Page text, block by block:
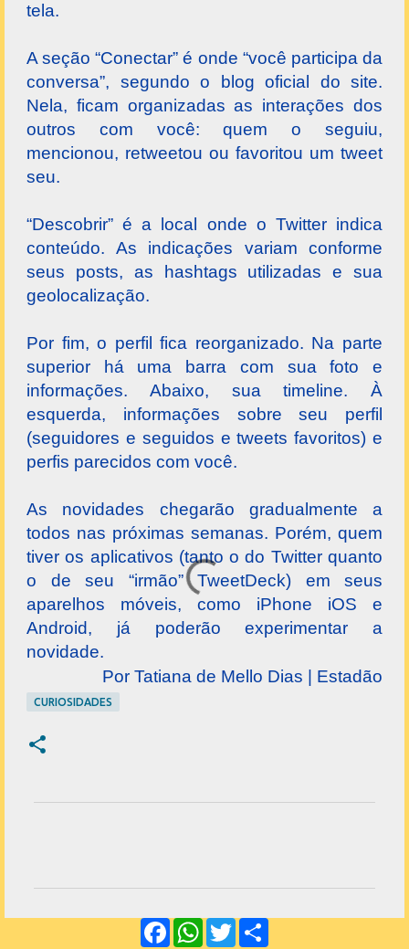
tela.
A seção “Conectar” é onde “você participa da
conversa”, segundo o blog oficial do site.
Nela, ficam organizadas as interações dos
outros com você: quem o seguiu,
mencionou, retweetou ou favoritou um tweet
seu.
“Descobrir” é a local onde o Twitter indica
conteúdo. As indicações variam conforme
seus posts, as hashtags utilizadas e sua
geolocalização.
Por fim, o perfil fica reorganizado. Na parte
superior há uma barra com sua foto e
informações. Abaixo, sua timeline. À
esquerda, informações sobre seu perfil
(seguidores e seguidos e tweets favoritos) e
perfis parecidos com você.
As novidades chegarão gradualmente a
todos nas próximas semanas. Porém, quem
tiver os aplicativos (tanto o do Twitter quanto
o de seu “irmão” TweetDeck) em seus
aparelhos móveis, como iPhone iOS e
Android, já poderão experimentar a
novidade.
Por Tatiana de Mello Dias | Estadão
CURIOSIDADES
F
a
W
h
T
w